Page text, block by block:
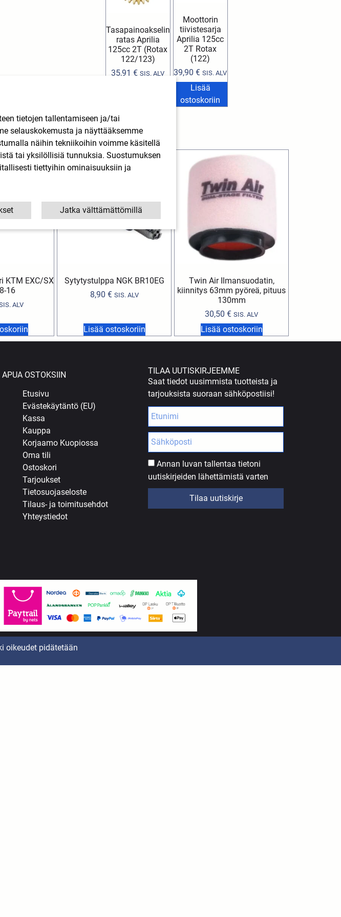
Tasapainoakselin
ratas Aprilia
125cc 2T (Rotax
122/123)
35,91€ SIS. ALV
Moottorin
tiivistesarja
Aprilia 125cc
2T Rotax
(122)
39,90€ SIS. ALV
Lisää
ostoskoriin
myös
KTM EXC/SX
16
ALV
Sytytystulppa NGK BR10EG
8,90 € SIS. ALV
Lisää ostoskoriin
Twin Air Ilmansuodatin,
kiinnitys 63mm pyöreä, pituus
130mm
30,50 € SIS. ALV
Lisää ostoskoriin
APUA OSTOKSIIN
Etusivu
Evästekäytäntö (EU)
Kassa
Kauppa
Korjaamo Kuopiossa
Oma tili
Ostoskori
Tarjoukset
Tietosuojaseloste
Tilaus- ja toimitusehdot
Yhteystiedot
TILAA UUTISKIRJEEMME
Saat tiedot uusimmista tuotteista ja
tarjouksista suoraan sähköpostiisi!
Annan luvan tallentaa tietoni
uutiskirjeiden lähettämistä varten
Tilaa uutiskirje
oikeudet pidätetään
tietojen tallentamiseen ja/tai
selauskokemusta ja näyttääksemme
näihin tekniikoihin voimme käsitellä
tai yksilöllisiä tunnuksia. Suostumuksen
tiettyihin ominaisuuksiin ja
Jatka välttämättömillä